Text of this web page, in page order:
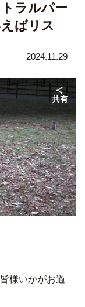
ラルパー
ばリス
2024.11.29
共有
様いかがお過